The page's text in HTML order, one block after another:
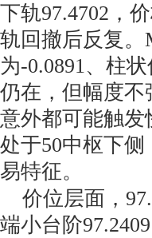
下轨97.4702，
轨回撤后反复。
为-0.0891、柱
仍在，但幅度不
意外都可能触发
处于50中枢下
易特征。
价位层面，
端小台阶